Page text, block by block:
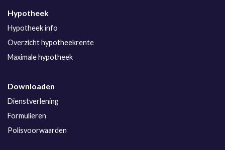
Hypotheek
Hypotheek info
Overzicht hypotheekrente
Maximale hypotheek
Downloaden
Dienstverlening
Formulieren
Polisvoorwaarden